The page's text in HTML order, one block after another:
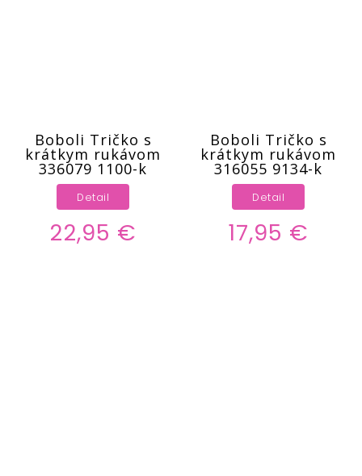
Boboli Tričko s
krátkym rukávom
336079 1100-k
22,95 €
Detail
Boboli Tričko s
krátkym rukávom
316055 9134-k
17,95 €
Detail